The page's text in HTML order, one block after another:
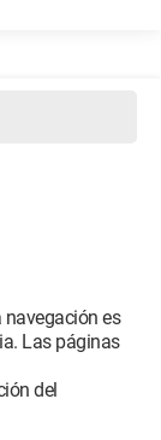
navegación es
Las páginas
del